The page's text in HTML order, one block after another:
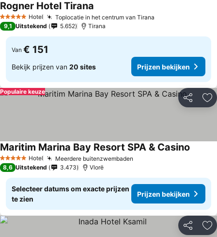
5 Sterren Hotel Toplocatie in het centrum van Tirana
Rogner Hotel Tirana
9,1 Uitstekend 5.652 Tirana
Van € 151
Bekijk prijzen van 20 sites Prijzen bekijken
Delen
Populaire keuze
5 Sterren Hotel Meerdere buitenzwembaden
Maritim Marina Bay Resort SPA & Casino
8,6 Uitstekend 3.473 Vlorë
Selecteer datums om exacte prijzen
te zien
Prijzen bekijken
Delen